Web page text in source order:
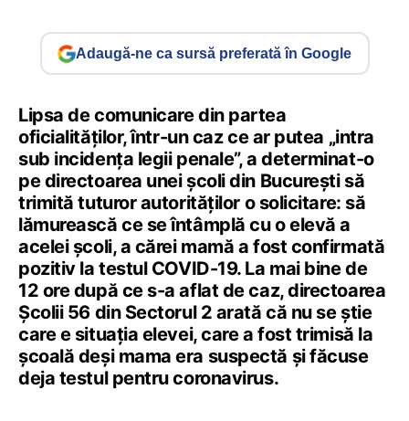
Adaugă-ne ca sursă preferată în Google
Lipsa de comunicare din partea
oficialităților, într-un caz ce ar putea „intra
sub incidența legii penale”, a determinat-o
pe directoarea unei școli din București să
trimită tuturor autorităților o solicitare: să
lămurească ce se întâmplă cu o elevă a
acelei școli, a cărei mamă a fost confirmată
pozitiv la testul COVID-19. La mai bine de
12 ore după ce s-a aflat de caz, directoarea
Școlii 56 din Sectorul 2 arată că nu se știe
care e situația elevei, care a fost trimisă la
școală deși mama era suspectă și făcuse
deja testul pentru coronavirus.